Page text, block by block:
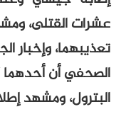
عشرات القتلى،
تعذيبهما، وإخبار
الصحفي أن أحدهما
البترول، ومشهد